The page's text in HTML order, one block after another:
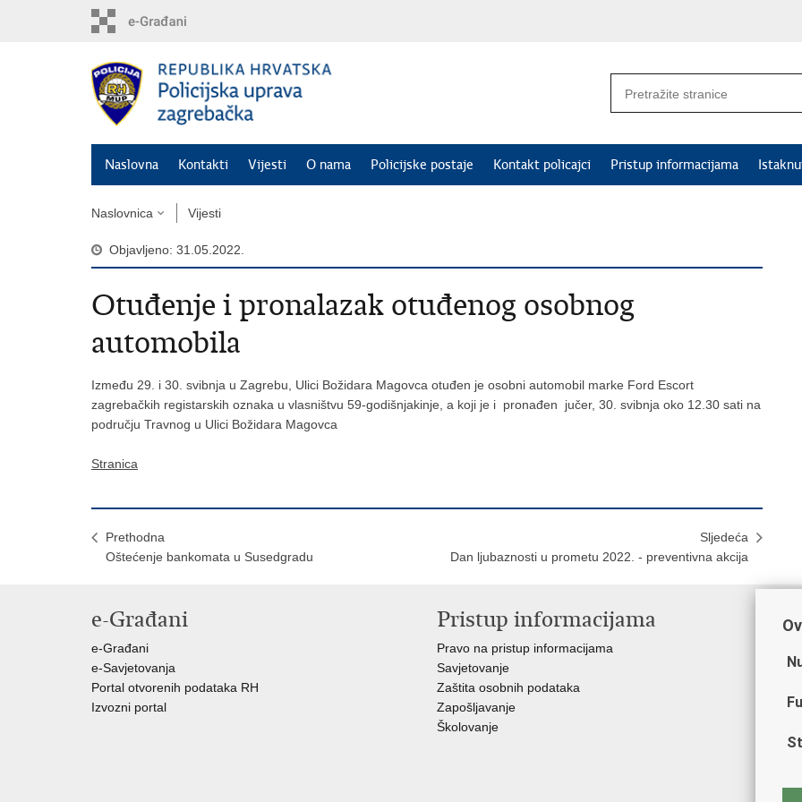
Naslovna Kontakti Vijesti O nama Policijske postaje Kontakt policajci Pristup informacijama
Naslovnica Vijesti
Objavljeno: 31.05.2022.
Otuđenje i pronalazak otuđenog osobnog
automobila
Između 29. i 30. svibnja u Zagrebu, Ulici Božidara Magovca otuđen je osobni automobil marke Ford Escort
zagrebačkih registarskih oznaka u vlasništvu 59-godišnjakinje, a koji je i pronađen jučer, 30. svibnja oko 12.30 sati na
području Travnog u Ulici Božidara Magovca
Stranica
Prethodna
Oštećenje bankomata u Susedgradu
Sljedeća
Dan ljubaznosti u prometu 2022. - preventivna akcija
e-Građani
e-Građani
e-Savjetovanja
Portal otvorenih podataka RH
Izvozni portal
Pristup informacijama
Pravo na pristup informacijama
Savjetovanje
Zaštita osobnih podataka
Zapošljavanje
Školovanje